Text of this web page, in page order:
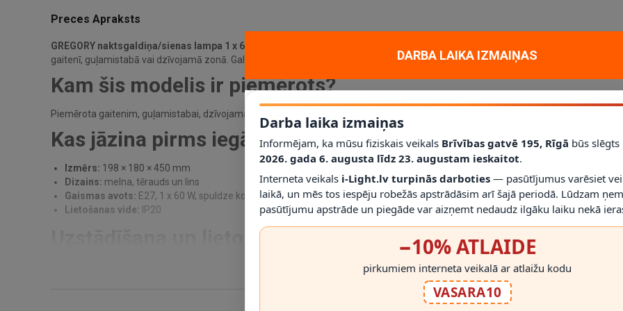
Preces Apraksts
GREGORY naktsgaldiņa/sienas lampa 1 x 60 W E27 19.8×18 cm melna
gaitenī, guļamistabā vai dzīvojamā zonā. Galvenie dati: izmērs 198 × 180 × 450 mm, melna apdare, materiāls: tērauds un lins,
Kam šis modelis ir piemērots?
Piemērota gaitenim, guļamistabai, dzīvojamai zonai vai blakus gultai, kur vajadzīgs sienas apgaismojums bez papildu galda vietas.
Kas jāzina pirms iegādes?
Izmērs: 198 × 180 × 450 mm
Dizains: melna, tērauds un lins
Gaismas avots: E27, 1 x 60 W, spuldze komplektā: Nē
Lietošanas vide: IP20
Uzstādīšana un lietošana
Gaismeklis paredzēts fiksētai montāžai. Pirms uzstādīšanas jāpārbauda izmēri, stiprinājuma veids, IP klase un elektroinstalācijas
DARBA LAIKA IZMAIŅAS
Darba laika izmaiņas
Informējam, ka mūsu fiziskais veikals Brīvības gatvē 195, Rīgā būs slēgts
2026. gada 6. augusta līdz 23. augustam ieskaitot.
Interneta veikals i-Light.lv turpinās darboties — pasūtījumus varēsiet
laikā, un mēs tos iespēju robežās apstrādāsim arī šajā periodā. Lūdzam
pasūtījumu apstrāde un piegāde var aizņemt nedaudz ilgāku laiku nekā
−10% ATLAIDE
pirkumiem interneta veikalā ar atlaižu kodu
VASARA10